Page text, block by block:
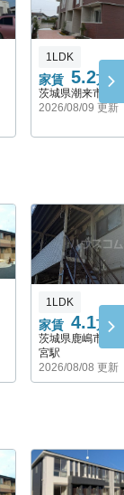
家賃 5.2万円
1LDK
茨城県潮来市／
2026/08/09 更新
家賃 4.1万円
1LDK
茨城県鹿嶋市／
宮駅
2026/08/08 更新